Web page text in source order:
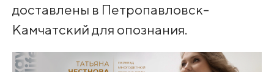
доставлены в Петропавловск-
Камчатский для опознания.